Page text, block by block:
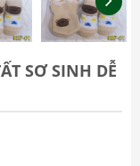
SƠ SINH DỄ